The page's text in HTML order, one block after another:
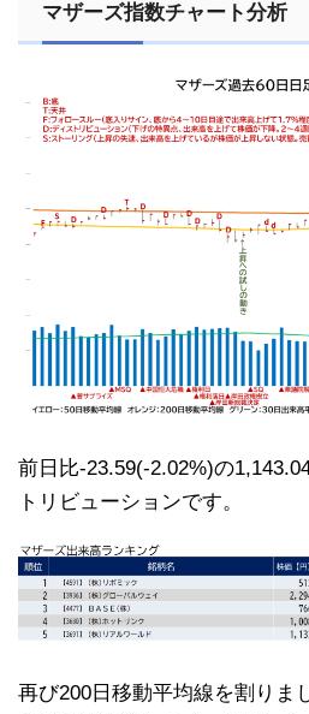
マザーズ指数チャート分析
前日比-23.59(-2.02%)の
トリビューションです。
再び200日移動平均線を割りま